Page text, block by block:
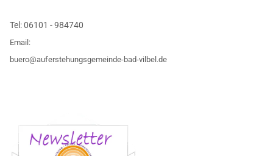
Tel:06101 - 984740
Email:
buero@auferstehungsgemeinde-bad-vilbel.de